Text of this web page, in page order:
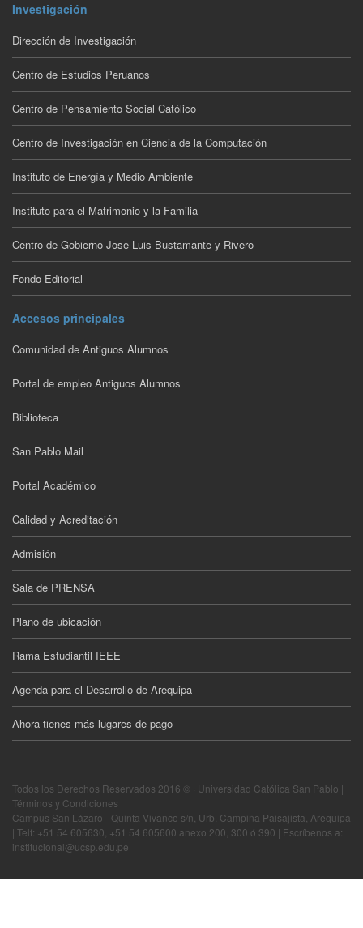
Investigación
Dirección de Investigación
Centro de Estudios Peruanos
Centro de Pensamiento Social Católico
Centro de Investigación en Ciencia de la Computación
Instituto de Energía y Medio Ambiente
Instituto para el Matrimonio y la Familia
Centro de Gobierno Jose Luis Bustamante y Rivero
Fondo Editorial
Accesos principales
Comunidad de Antiguos Alumnos
Portal de empleo Antiguos Alumnos
Biblioteca
San Pablo Mail
Portal Académico
Calidad y Acreditación
Admisión
Sala de PRENSA
Plano de ubicación
Rama Estudiantil IEEE
Agenda para el Desarrollo de Arequipa
Ahora tienes más lugares de pago
Todos los Derechos Reservados 2016 © · Universidad Católica San Pablo |
Términos y Condiciones
Campus San Lázaro - Quinta Vivanco s/n, Urb. Campiña Paisajista, Arequipa
| Telf: +51 54 605630, +51 54 605600 anexo 200, 300 ó 390 | Escríbenos a:
institucional@ucsp.edu.pe